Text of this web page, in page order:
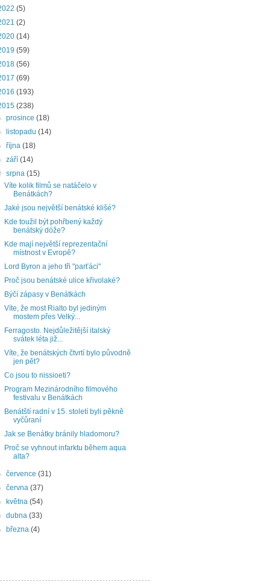
(5)
(2)
(14)
(59)
(56)
(69)
(193)
(238)
prosince (18)
listopadu (14)
října (18)
září (14)
srpna (15)
Víte kolik filmů se natáčelo v
Benátkách?
Jaké jsou největší benátské klišé?
Kde toužil být pohřbený každý
benátský dóže?
Kde mají největší reprezentační
místnost v Evropě?
Lord Byron a jeho tři "parťáci"
Proč jsou benátské ulice křivolaké?
Býčí zápasy v Benátkách
Víte, že most Rialto byl jediným
mostem přes Velký...
Ferragosto. Nejdůležitější italský
svátek léta již...
Víte, že benátských čtvrtí bylo původně
jen pět?
Co jsou to nissioeti?
Program Mezinárodního filmového
festivalu v Benátkách
Benátští radní v 15. století byli pěkně
vyčůraní
Jak se Benátky bránily hladomoru?
Proč se vyhnout infarktu během aqua
alta?
července (31)
června (37)
května (54)
dubna (33)
března (4)